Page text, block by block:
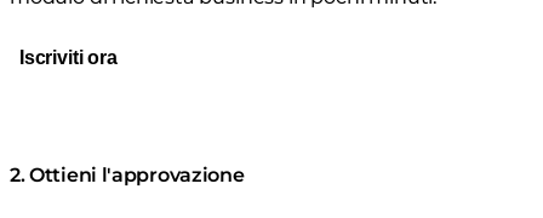
Iscriviti ora
2. Ottieni l'approvazione